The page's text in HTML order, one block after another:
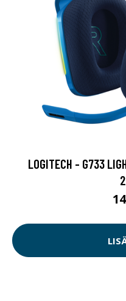
LOGITECH - G733